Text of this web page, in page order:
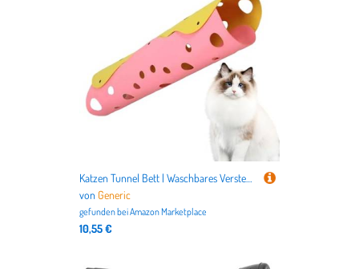
Katzen Tunnel Bett | Waschbares Versteck Nest Für Kätzchen - Interaktives Filz Katzentunnel Bett Für Wohnung Wohnzimmer Schlafzimmer | Zuhause Spielen Schlafen
von Generic
gefunden beiAmazon Marketplace
10,55 €